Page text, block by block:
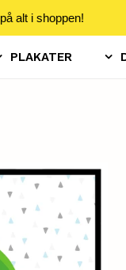
alt i shoppen!
PLAKATER